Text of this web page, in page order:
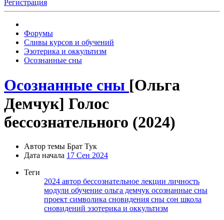
Регистрация
Форумы
Сливы курсов и обучений
Эзотерика и оккультизм
Осознанные сны
Осознанные сны [Ольга
Демчук] Голос
бессознательного (2024)
Автор темы Брат Тук
Дата начала 17 Сен 2024
Теги
2024 автор бессознательное лекции личность
модули обучение ольга демчук осознанные сны
проект символика сновидения сны сон школа
сновидений эзотерика и оккультизм